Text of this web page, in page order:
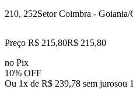
210, 252Setor Coimbra - Goiania/
Preço R$ 215,80R$ 215,80
no Pix
10% OFF
Ou 1x de R$ 239,78 sem jurosou 1